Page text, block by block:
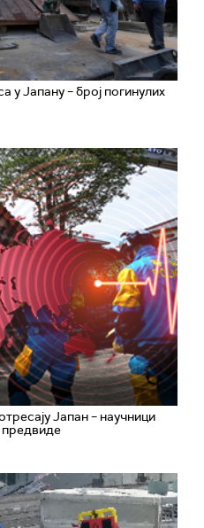
у Јапану – број погинулих
Јапан – научници
предвиде